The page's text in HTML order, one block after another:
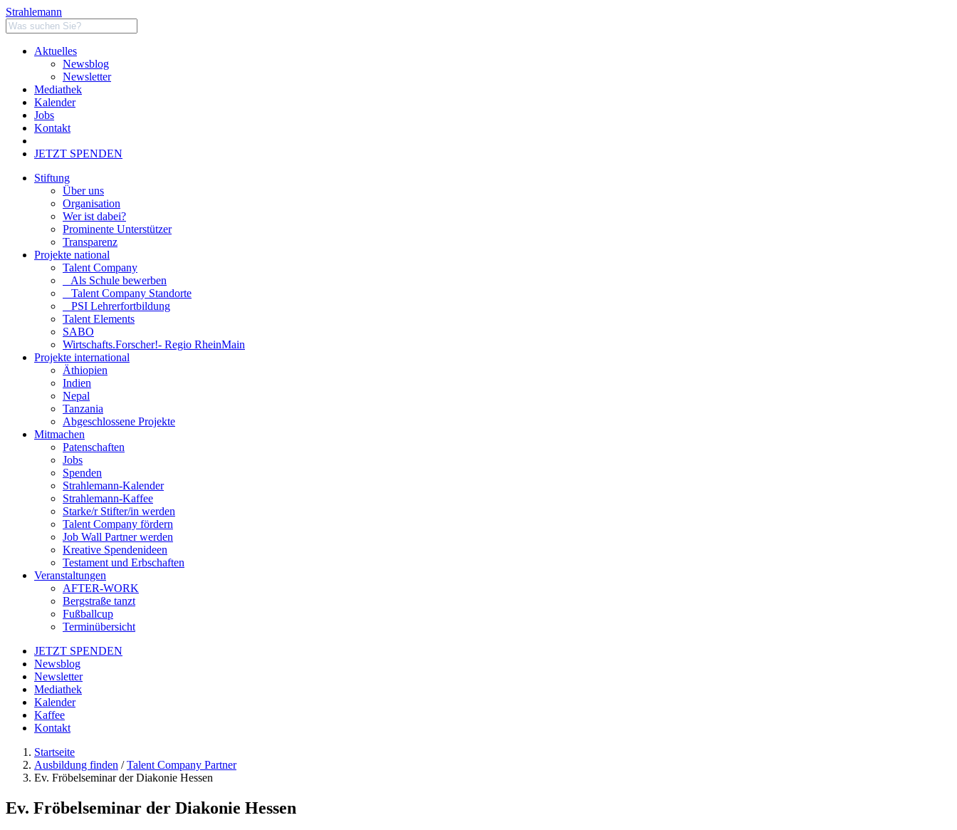
Strahlemann
Aktuelles
Newsblog
Newsletter
Mediathek
Kalender
Jobs
Kontakt
JETZT SPENDEN
Stiftung
Über uns
Organisation
Wer ist dabei?
Prominente Unterstützer
Transparenz
Projekte national
Talent Company
Als Schule bewerben
Talent Company Standorte
PSI Lehrerfortbildung
Talent Elements
SABO
Wirtschafts.Forscher!- Regio RheinMain
Projekte international
Äthiopien
Indien
Nepal
Tanzania
Abgeschlossene Projekte
Mitmachen
Patenschaften
Jobs
Spenden
Strahlemann-Kalender
Strahlemann-Kaffee
Starke/r Stifter/in werden
Talent Company fördern
Job Wall Partner werden
Kreative Spendenideen
Testament und Erbschaften
Veranstaltungen
AFTER-WORK
Bergstraße tanzt
Fußballcup
Terminübersicht
JETZT SPENDEN
Newsblog
Newsletter
Mediathek
Kalender
Kaffee
Kontakt
Startseite
Ausbildung finden /Talent Company Partner
Ev. Fröbelseminar der Diakonie Hessen
Ev. Fröbelseminar der Diakonie Hessen